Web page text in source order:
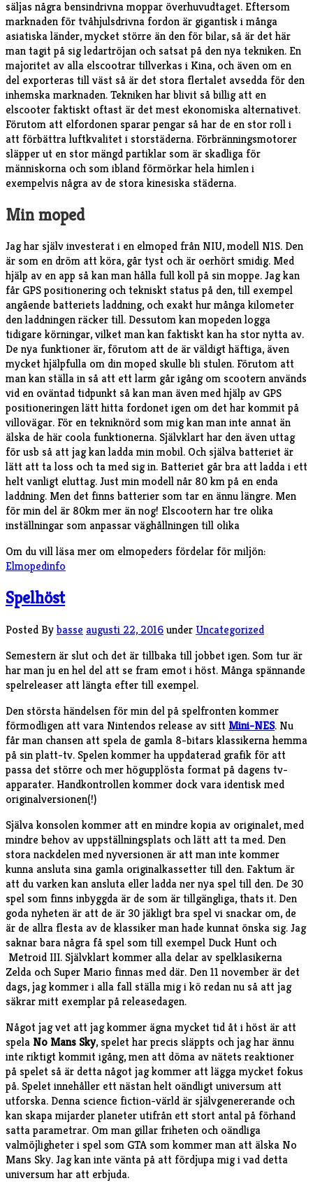
säljas några bensindrivna moppar överhuvudtaget. Eftersom
marknaden för tvåhjulsdrivna fordon är gigantisk i många
asiatiska länder, mycket större än den för bilar, så är det här
man tagit på sig ledartröjan och satsat på den nya tekniken. En
majoritet av alla elscootrar tillverkas i Kina, och även om en
del exporteras till väst så är det stora flertalet avsedda för den
inhemska marknaden. Tekniken har blivit så billig att en
elscooter faktiskt oftast är det mest ekonomiska alternativet.
Förutom att elfordonen sparar pengar så har de en stor roll i
att förbättra luftkvalitet i storstäderna. Förbränningsmotorer
släpper ut en stor mängd partiklar som är skadliga för
människorna och som ibland förmörkar hela himlen i
exempelvis några av de stora kinesiska städerna.
Min moped
Jag har själv investerat i en elmoped från NIU, modell N1S. Den
är som en dröm att köra, går tyst och är oerhört smidig. Med
hjälp av en app så kan man hålla full koll på sin moppe. Jag kan
får GPS positionering och tekniskt status på den, till exempel
angående batteriets laddning, och exakt hur många kilometer
den laddningen räcker till. Dessutom kan mopeden logga
tidigare körningar, vilket man kan faktiskt kan ha stor nytta av.
De nya funktioner är, förutom att de är väldigt häftiga, även
mycket hjälpfulla om din moped skulle bli stulen. Förutom att
man kan ställa in så att ett larm går igång om scootern används
vid en oväntad tidpunkt så kan man även med hjälp av GPS
positioneringen lätt hitta fordonet igen om det har kommit på
villovägar. För en tekniknörd som mig kan man inte annat än
älska de här coola funktionerna. Självklart har den även uttag
för usb så att jag kan ladda min mobil. Och själva batteriet är
lätt att ta loss och ta med sig in. Batteriet går bra att ladda i ett
helt vanligt eluttag. Just min modell når 80 km på en enda
laddning. Men det finns batterier som tar en ännu längre. Men
för min del är 80km mer än nog! Elscootern har tre olika
inställningar som anpassar väghållningen till olika
Om du vill läsa mer om elmopeders fördelar för miljön:
Elmopedinfo
Spelhöst
Posted Bybasse augusti 22, 2016under Uncategorized
Semestern är slut och det är tillbaka till jobbet igen. Som tur är
har man ju en hel del att se fram emot i höst. Många spännande
spelreleaser att längta efter till exempel.
Den största händelsen för min del på spelfronten kommer
förmodligen att vara Nintendos release av sitt Mini-NES. Nu
får man chansen att spela de gamla 8-bitars klassikerna hemma
på sin platt-tv. Spelen kommer ha uppdaterad grafik för att
passa det större och mer högupplösta format på dagens tv-
apparater. Handkontrollen kommer dock vara identisk med
originalversionen(!)
Själva konsolen kommer att en mindre kopia av originalet, med
mindre behov av uppställningsplats och lätt att ta med. Den
stora nackdelen med nyversionen är att man inte kommer
kunna ansluta sina gamla originalkassetter till den. Faktum är
att du varken kan ansluta eller ladda ner nya spel till den. De 30
spel som finns inbyggda är de som är tillgängliga, thats it. Den
goda nyheten är att de är 30 jäkligt bra spel vi snackar om, de
är de allra flesta av de klassiker man hade kunnat önska sig. Jag
saknar bara några få spel som till exempel Duck Hunt och
Metroid III. Självklart kommer alla delar av spelklasikerna
Zelda och Super Mario finnas med där. Den 11 november är det
dags, jag kommer i alla fall ställa mig i kö redan nu så att jag
säkrar mitt exemplar på releasedagen.
Något jag vet att jag kommer ägna mycket tid åt i höst är att
spela No Mans Sky, spelet har precis släppts och jag har ännu
inte riktigt kommit igång, men att döma av nätets reaktioner
på spelet så är detta något jag kommer att lägga mycket fokus
på. Spelet innehåller ett nästan helt oändligt universum att
utforska. Denna science fiction-värld är självgenererande och
kan skapa mijarder planeter utifrån ett stort antal på förhand
satta parametrar. Om man gillar friheten och oändliga
valmöjligheter i spel som GTA som kommer man att älska No
Mans Sky. Jag kan inte vänta på att fördjupa mig i vad detta
universum har att erbjuda.